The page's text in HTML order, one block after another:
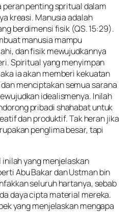
peran penting spritual dalam
kreasi. Manusia adalah
berdimensi fisik (QS. 15:29).
manusia mampu
dan fisik mewujudkannya
Spiritual yang menyimpan
ia akan memberi kekuatan
menciptakan semua sarana
idealismenya. Inilah
pribadi shahabat untuk
dan produktif. Tak heran jika
penglima besar, tapi
yang menjelaskan
Abu Bakar dan Ustman bin
seluruh hartanya, sebab
daya cipta material mereka.
yang menjelaskan mengapa